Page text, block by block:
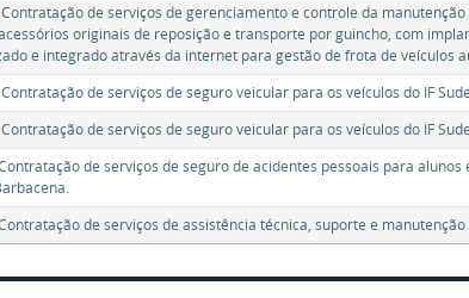
de serviços de gerenciamento e controle da
originais de reposição e transporte por guincho, com
e integrado através da internet para gestão de frota de veículos
de serviços de seguro veicular para os veículos do IF
de serviços de seguro veicular para os veículos do IF
de serviços de seguro de acidentes pessoais para alunos
de serviços de assistência técnica, suporte e